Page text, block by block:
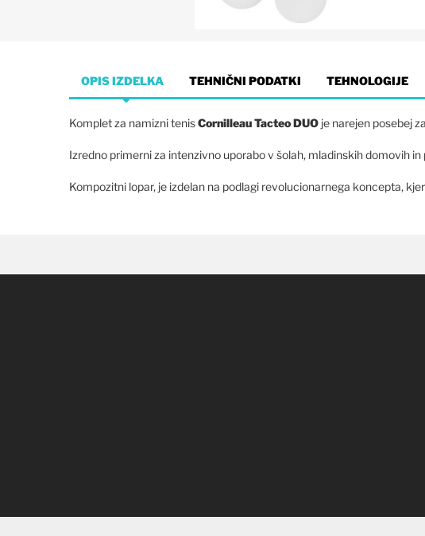
OPIS IZDELKA TEHNIČNI PODATKI TEHNOLOGIJE
Komplet za namizni tenisCornilleau Tacteo DUO je narejen posebej
Izredno primerni za intenzivno uporabo v šolah, mladinskih domovih
Kompozitni lopar, je izdelan na podlagi revolucionarnega koncepta,